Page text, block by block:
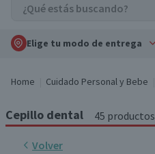
Elige tu modo de entrega
Home Cuidado Personal y Bebe
Cepillo dental 45 productos
Volver